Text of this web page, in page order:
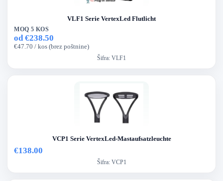
VLF1 Serie VertexLed Flutlicht
MOQ 5 KOS
od €238.50
€47.70 / kos (brez poštnine)
Šifra: VLF1
VCP1 Serie VertexLed-Mastaufsatzleuchte
€138.00
Šifra: VCP1